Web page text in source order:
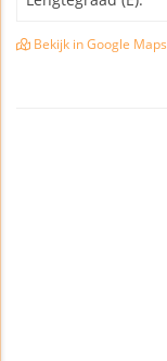
Bekijk in Google Maps